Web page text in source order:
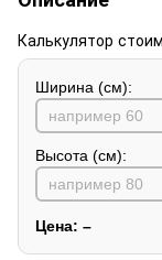
Калькулятор
Ширина (см):
Высота (см):
Цена: –